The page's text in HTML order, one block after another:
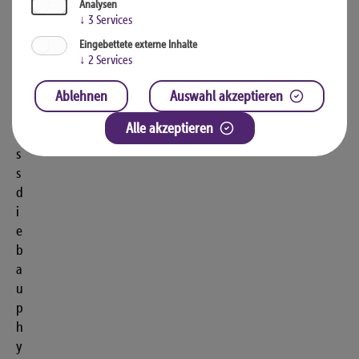
s
s
d
i
e
b
a
u
p
h
y
Analysen
↓ 3 Services
Eingebettete externe Inhalte
↓ 2Services
Ablehnen
Auswahl akzeptieren
Alle akzeptieren